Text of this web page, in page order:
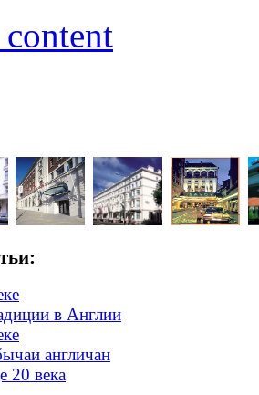
в Англии
англичан
20 века